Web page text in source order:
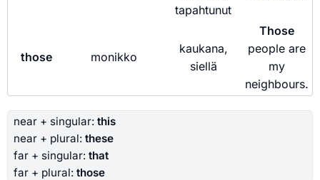
tapahtunut
those monikko
kaukana,
siellä
Those
people are
my
neighbours.
near + singular: this
near + plural: these
far + singular: that
far + plural: those